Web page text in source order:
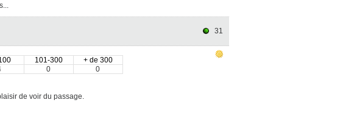
31
101-300
+ de 300
0
0
de voir du passage.